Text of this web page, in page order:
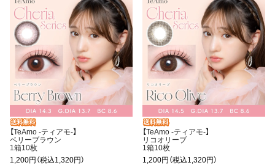
【TeAmo -ティアモ-】
ベリーブラウン
1箱10枚
1,200円 （税込1,320円）
【TeAmo -ティアモ-】
リコオリーブ
1箱10枚
1,200円 （税込1,320円）